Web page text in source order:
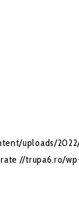
uploads/
//trupa6.ro/